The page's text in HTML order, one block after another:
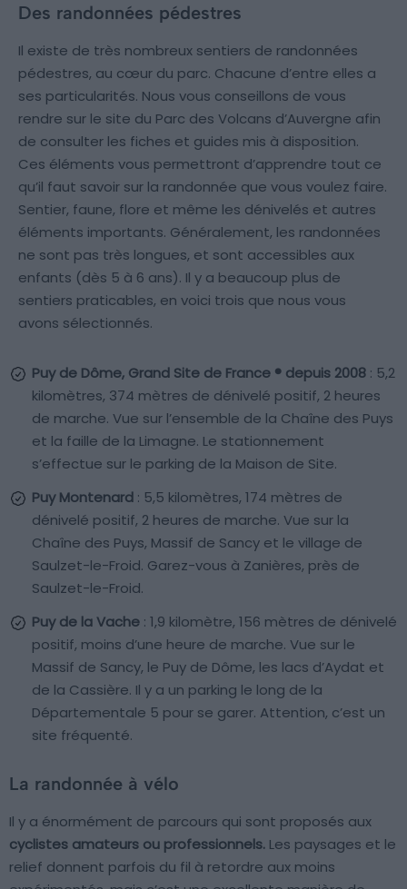
Des randonnées pédestres
Il existe de très nombreux sentiers de randonnées
pédestres, au cœur du parc. Chacune d’entre elles a
ses particularités. Nous vous conseillons de vous
rendre sur le site du Parc des Volcans d’Auvergne afin
de consulter les fiches et guides mis à disposition.
Ces éléments vous permettront d’apprendre tout ce
qu’il faut savoir sur la randonnée que vous voulez faire.
Sentier, faune, flore et même les dénivelés et autres
éléments importants. Généralement, les randonnées
ne sont pas très longues, et sont accessibles aux
enfants (dès 5 à 6 ans). Il y a beaucoup plus de
sentiers praticables, en voici trois que nous vous
avons sélectionnés.
Puy de Dôme, Grand Site de France ® depuis 2008 : 5,2
kilomètres, 374 mètres de dénivelé positif, 2 heures
de marche. Vue sur l’ensemble de la Chaîne des Puys
et la faille de la Limagne. Le stationnement
s’effectue sur le parking de la Maison de Site.
Puy Montenard : 5,5 kilomètres, 174 mètres de
dénivelé positif, 2 heures de marche. Vue sur la
Chaîne des Puys, Massif de Sancy et le village de
Saulzet-le-Froid. Garez-vous à Zanières, près de
Saulzet-le-Froid.
Puy de la Vache : 1,9 kilomètre, 156 mètres de dénivelé
positif, moins d’une heure de marche. Vue sur le
Massif de Sancy, le Puy de Dôme, les lacs d’Aydat et
de la Cassière. Il y a un parking le long de la
Départementale 5 pour se garer. Attention, c’est un
site fréquenté.
La randonnée à vélo
Il y a énormément de parcours qui sont proposés aux
cyclistes amateurs ou professionnels. Les paysages et le
relief donnent parfois du fil à retordre aux moins